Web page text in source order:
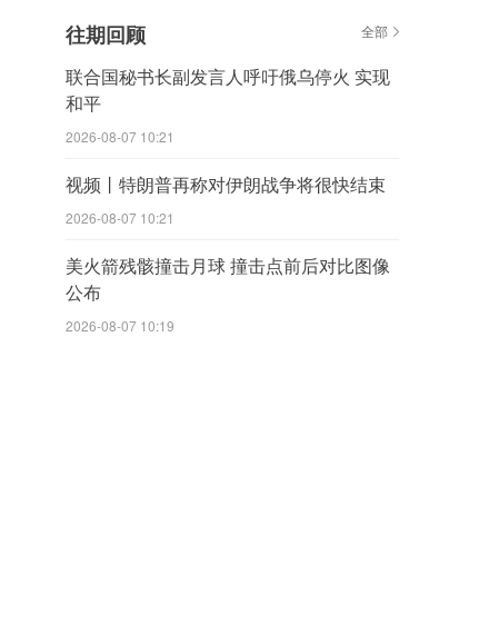
往期回顾 全部
联合国秘书长副发言人呼吁俄乌停火 实现
和平
2026-08-07 10:21
视频丨特朗普再称对伊朗战争将很快结束
2026-08-07 10:21
美火箭残骸撞击月球 撞击点前后对比图像
公布
2026-08-07 10:19